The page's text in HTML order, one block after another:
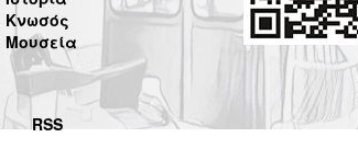
Κνωσός
Μουσεία
RSS